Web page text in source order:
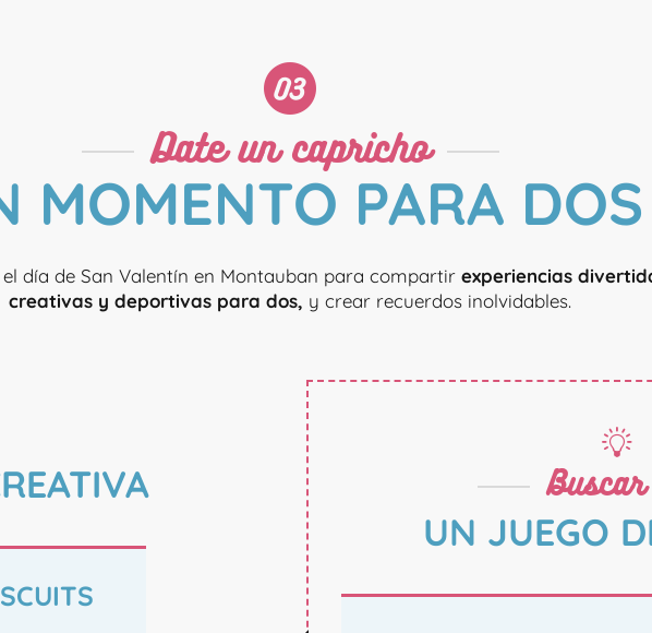
Date un capricho
MOMENTO PARA DOS
día de San Valentín en Montauban para compartir experiencias
creativas y deportivas para dos, y crear recuerdos inolvidables.
UN JUEGO